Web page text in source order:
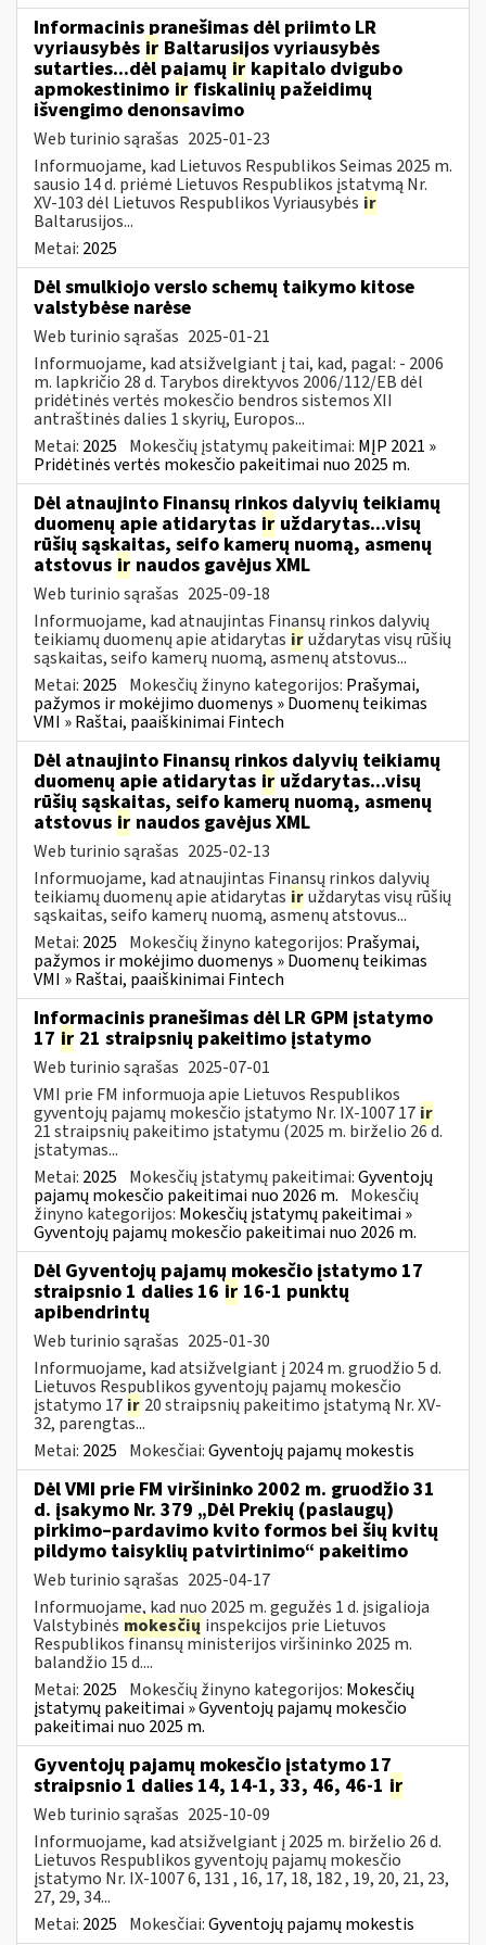
Informacinis pranešimas dėl priimto LR
vyriausybės ir Baltarusijos vyriausybės
sutarties...dėl pajamų ir kapitalo dvigubo
apmokestinimo ir fiskalinių pažeidimų
išvengimo denonsavimo
Web turinio sąrašas 2025-01-23
Informuojame, kad Lietuvos Respublikos Seimas 2025 m.
sausio 14 d. priėmė Lietuvos Respublikos įstatymą Nr.
XV-103 dėl Lietuvos Respublikos Vyriausybės ir
Baltarusijos...
Metai: 2025
Dėl smulkiojo verslo schemų taikymo kitose
valstybėse narėse
Web turinio sąrašas 2025-01-21
Informuojame, kad atsižvelgiant į tai, kad, pagal: - 2006
m. lapkričio 28 d. Tarybos direktyvos 2006/112/EB dėl
pridėtinės vertės mokesčio bendros sistemos XII
antraštinės dalies 1 skyrių, Europos...
Metai: 2025 Mokesčių įstatymų pakeitimai: MĮP 2021 »
Pridėtinės vertės mokesčio pakeitimai nuo 2025 m.
Dėl atnaujinto Finansų rinkos dalyvių teikiamų
duomenų apie atidarytas ir uždarytas...visų
rūšių sąskaitas, seifo kamerų nuomą, asmenų
atstovus ir naudos gavėjus XML
Web turinio sąrašas 2025-09-18
Informuojame, kad atnaujintas Finansų rinkos dalyvių
teikiamų duomenų apie atidarytas iruždarytas visų rūšių
sąskaitas, seifo kamerų nuomą, asmenų atstovus...
Metai: 2025 Mokesčių žinyno kategorijos: Prašymai,
pažymos ir mokėjimo duomenys » Duomenų teikimas
VMI » Raštai, paaiškinimai Fintech
Dėl atnaujinto Finansų rinkos dalyvių teikiamų
duomenų apie atidarytas ir uždarytas...visų
rūšių sąskaitas, seifo kamerų nuomą, asmenų
atstovus ir naudos gavėjus XML
Web turinio sąrašas 2025-02-13
Informuojame, kad atnaujintas Finansų rinkos dalyvių
teikiamų duomenų apie atidarytas iruždarytas visų rūšių
sąskaitas, seifo kamerų nuomą, asmenų atstovus...
Metai: 2025 Mokesčių žinyno kategorijos: Prašymai,
pažymos ir mokėjimo duomenys » Duomenų teikimas
VMI » Raštai, paaiškinimai Fintech
Informacinis pranešimas dėl LR GPM įstatymo
17 ir 21 straipsnių pakeitimo įstatymo
Web turinio sąrašas 2025-07-01
VMI prie FM informuoja apie Lietuvos Respublikos
gyventojų pajamų mokesčio įstatymo Nr. IX-1007 17 ir
21 straipsnių pakeitimo įstatymu (2025 m. birželio 26 d.
įstatymas...
Metai: 2025 Mokesčių įstatymų pakeitimai:Gyventojų
pajamų mokesčio pakeitimai nuo 2026 m. Mokesčių
žinyno kategorijos: Mokesčių įstatymų pakeitimai »
Gyventojų pajamų mokesčio pakeitimai nuo 2026 m.
Dėl Gyventojų pajamų mokesčio įstatymo 17
straipsnio 1 dalies 16 ir 16-1 punktų
apibendrintų
Web turinio sąrašas 2025-01-30
Informuojame, kad atsižvelgiant į 2024 m. gruodžio 5 d.
Lietuvos Respublikos gyventojų pajamų mokesčio
įstatymo 17 ir 20 straipsnių pakeitimo įstatymą Nr. XV-
32, parengtas...
Metai: 2025 Mokesčiai:Gyventojų pajamų mokestis
Dėl VMI prie FM viršininko 2002 m. gruodžio 31
d. įsakymo Nr. 379 „Dėl Prekių (paslaugų)
pirkimo–pardavimo kvito formos bei šių kvitų
pildymo taisyklių patvirtinimo“ pakeitimo
Web turinio sąrašas 2025-04-17
Informuojame, kad nuo 2025 m. gegužės 1 d. įsigalioja
Valstybinės mokesčių inspekcijos prie Lietuvos
Respublikos finansų ministerijos viršininko 2025 m.
balandžio 15 d....
Metai: 2025 Mokesčių žinyno kategorijos: Mokesčių
įstatymų pakeitimai » Gyventojų pajamų mokesčio
pakeitimai nuo 2025 m.
Gyventojų pajamų mokesčio įstatymo 17
straipsnio 1 dalies 14, 14-1, 33, 46, 46-1 ir
Web turinio sąrašas 2025-10-09
Informuojame, kad atsižvelgiant į 2025 m. birželio 26 d.
Lietuvos Respublikos gyventojų pajamų mokesčio
įstatymo Nr. IX-1007 6, 131 , 16, 17, 18, 182 , 19, 20, 21, 23,
27, 29, 34...
Metai: 2025 Mokesčiai:Gyventojų pajamų mokestis